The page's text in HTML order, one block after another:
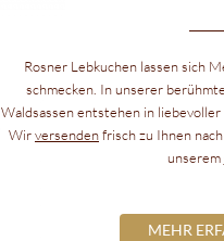
Rosner Lebkuchen lassen sich
schmecken. In unserer
Waldsassen entstehen in
Wirversendenfrisch zu Ihnen
unserem
MEHR